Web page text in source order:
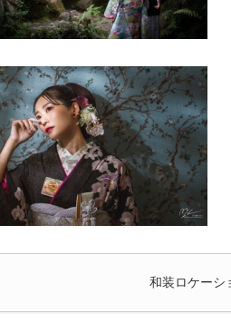
和装ロケーシ